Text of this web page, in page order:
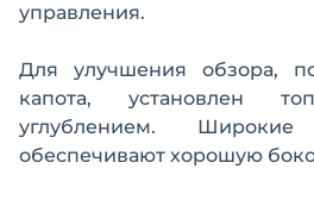
управления.
Для улучшения обзора,
капота, установлен
углублением.
обеспечивают хорошую